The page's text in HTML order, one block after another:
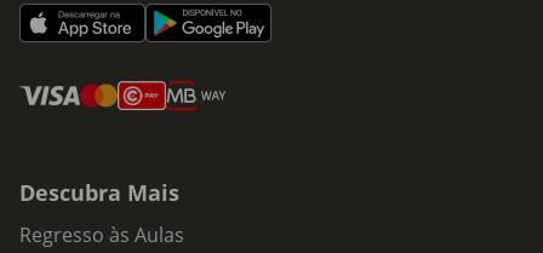
Descubra Mais
Regresso às Aulas